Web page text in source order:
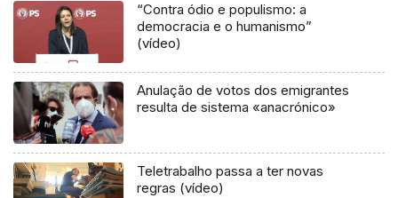
“Contra ódio e populismo: a
democracia e o humanismo”
(vídeo)
Anulação de votos dos emigrantes
resulta de sistema «anacrónico»
Teletrabalho passa a ter novas
regras (vídeo)